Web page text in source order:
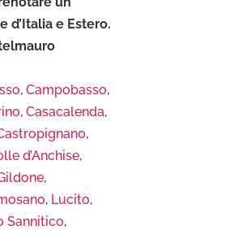
d’Italia e Estero.
,Campobasso,
,Casacalenda,
,
d’Anchise,
,
, Lucito,
Sannitico,